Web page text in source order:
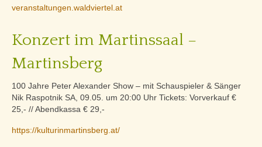
veranstaltungen.waldviertel.at
Konzert im Martinssaal –
Martinsberg
100 Jahre Peter Alexander Show – mit Schauspieler & Sänger
Nik Raspotnik SA, 09.05. um 20:00 Uhr Tickets: Vorverkauf €
25,- // Abendkassa € 29,-
https://kulturinmartinsberg.at/